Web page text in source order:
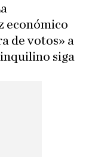
económico
de votos» a
siga